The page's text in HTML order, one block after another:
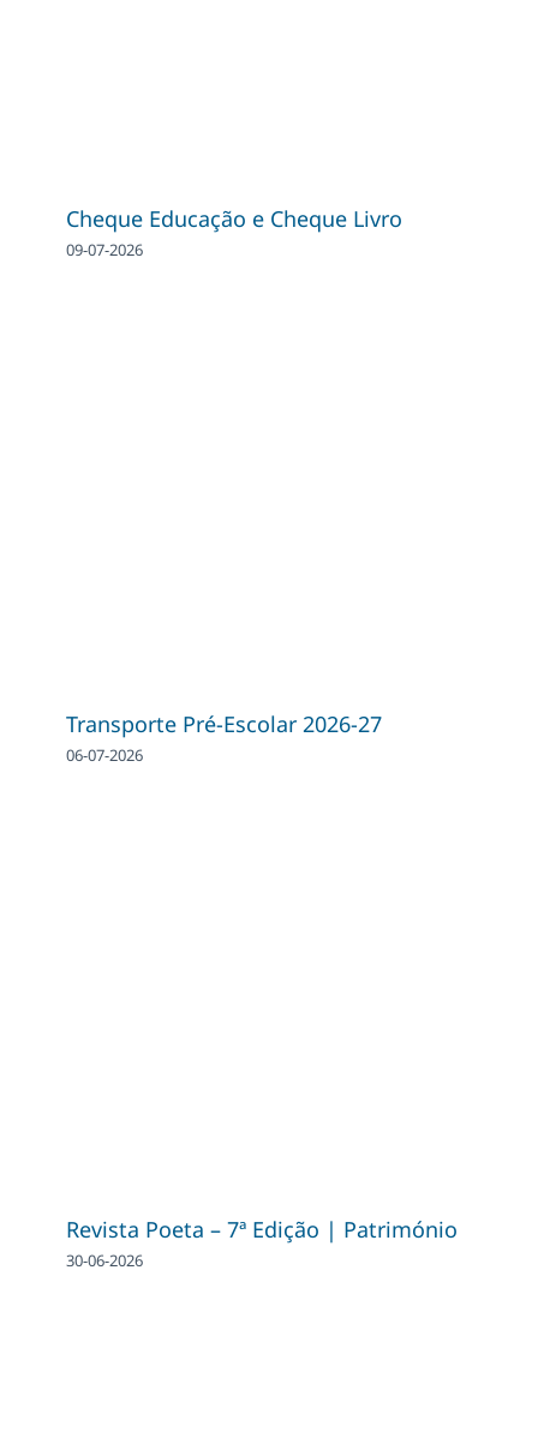
Cheque Educação e Cheque Livro
09-07-2026
Transporte Pré-Escolar 2026-27
06-07-2026
Revista Poeta – 7ª Edição | Património
30-06-2026